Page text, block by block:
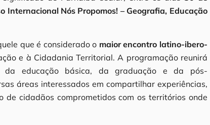
Internacional Nós Propomos! – Geografia, Educação
que é considerado o maior encontro latino-ibero-
e à Cidadania Territorial. A programação reunirá
da educação básica, da graduação e da pós-
áreas interessados em compartilhar experiências,
cidadãos comprometidos com os territórios onde